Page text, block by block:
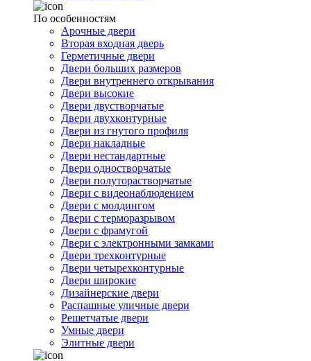
По особенностям
Арочные двери
Вторая входная дверь
Герметичные двери
Двери больших размеров
Двери внутреннего открывания
Двери высокие
Двери двустворчатые
Двери двухконтурные
Двери из гнутого профиля
Двери накладные
Двери нестандартные
Двери одностворчатые
Двери полуторастворчатые
Двери с видеонаблюдением
Двери с молдингом
Двери с терморазрывом
Двери с фрамугой
Двери с электронными замками
Двери трехконтурные
Двери четырехконтурные
Двери широкие
Дизайнерские двери
Распашные уличные двери
Решетчатые двери
Умные двери
Элитные двери